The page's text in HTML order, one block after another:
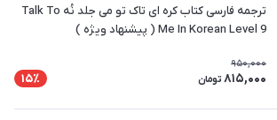
ترجمه فارسی کتاب کره ای تاک تو می جلد نُه Talk To
Me In Korean Level 9 ( پیشنهاد ویژه )
950,000
815,000 تومان 15٪